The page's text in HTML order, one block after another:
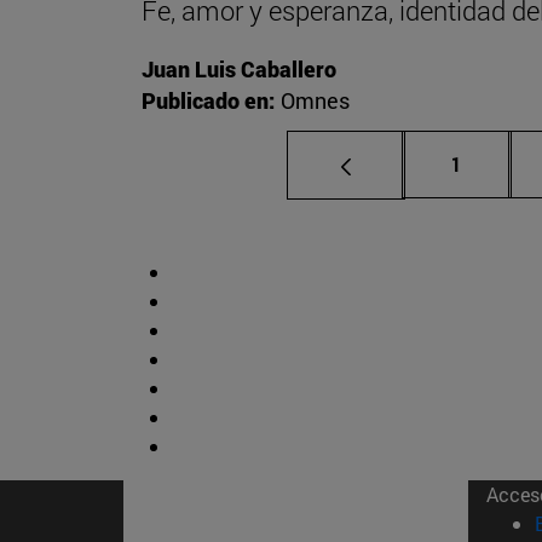
Fe, amor y esperanza, identidad
Juan Luis Caballero
Publicado en: Omnes
Página
1